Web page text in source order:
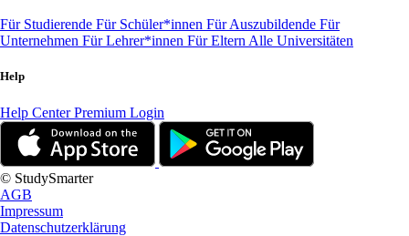
Für Studierende Für Schüler*innen Für Auszubildende Für
Unternehmen Für Lehrer*innen Für Eltern Alle Universitäten
Help
Help CenterPremium Login
© StudySmarter
AGB
Impressum
Datenschutzerklärung